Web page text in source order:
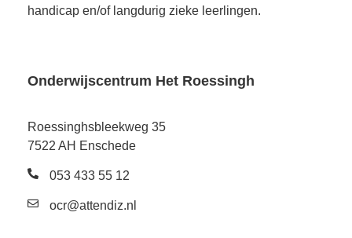
handicap en/of langdurig zieke leerlingen.
Onderwijscentrum Het Roessingh
Roessinghsbleekweg 35
7522 AH Enschede
053 433 55 12
ocr@attendiz.nl